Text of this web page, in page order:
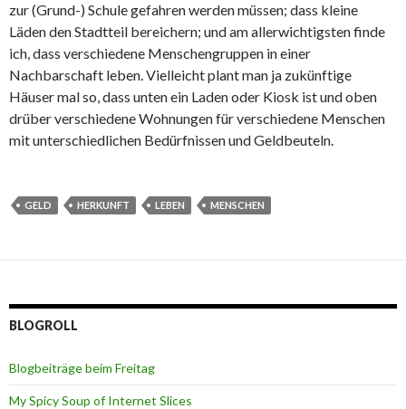
zur (Grund-) Schule gefahren werden müssen; dass kleine
Läden den Stadtteil bereichern; und am allerwichtigsten finde
ich, dass verschiedene Menschengruppen in einer
Nachbarschaft leben. Vielleicht plant man ja zukünftige
Häuser mal so, dass unten ein Laden oder Kiosk ist und oben
drüber verschiedene Wohnungen für verschiedene Menschen
mit unterschiedlichen Bedürfnissen und Geldbeuteln.
GELD HERKUNFT LEBEN MENSCHEN
BLOGROLL
Blogbeiträge beim Freitag
My Spicy Soup of Internet Slices